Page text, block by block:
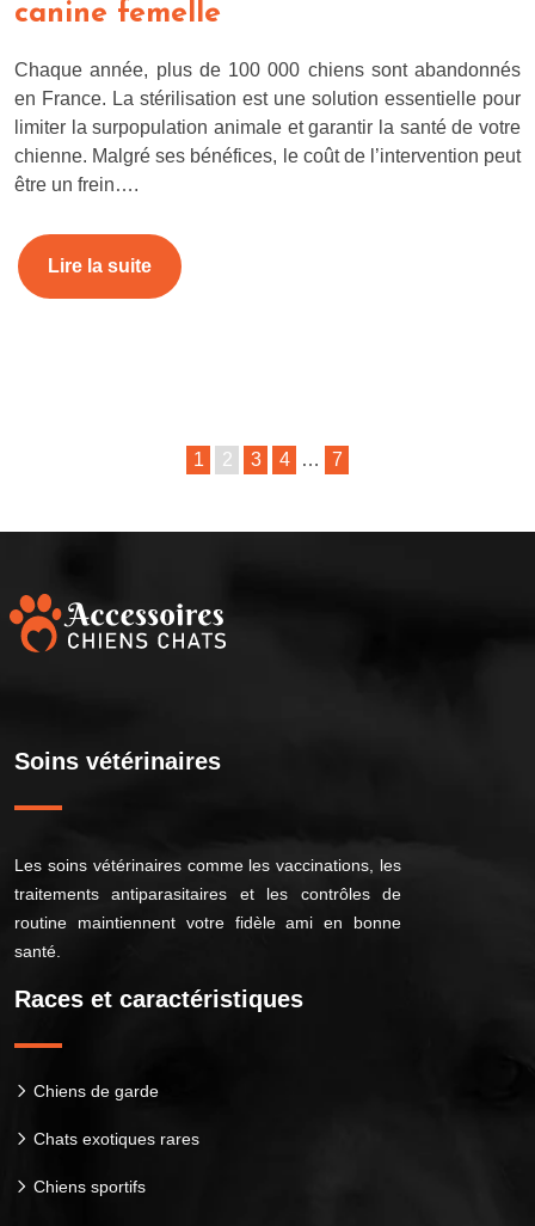
canine femelle
Chaque année, plus de 100 000 chiens sont abandonnés
en France. La stérilisation est une solution essentielle pour
limiter la surpopulation animale et garantir la santé de votre
chienne. Malgré ses bénéfices, le coût de l’intervention peut
être un frein….
Lire la suite
1 2 3 4 … 7
Soins vétérinaires
Les soins vétérinaires comme les vaccinations, les
traitements antiparasitaires et les contrôles de
routine maintiennent votre fidèle ami en bonne
santé.
Races et caractéristiques
Chiens de garde
Chats exotiques rares
Chiens sportifs